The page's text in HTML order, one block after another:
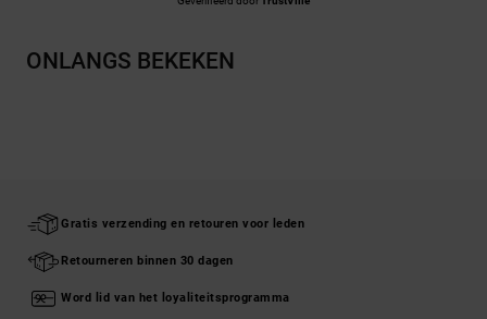
ONLANGS BEKEKEN
Gratis verzending en retouren voor leden
Retourneren binnen 30 dagen
Word lid van het loyaliteitsprogramma